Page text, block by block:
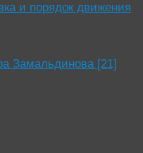
и порядок движения
Замальдинова [21]